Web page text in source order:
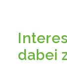
dabei